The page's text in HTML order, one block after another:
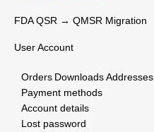
FDA QSR → QMSR Migration
User Account
Orders Downloads Addresses
Payment methods
Account details
Lost password